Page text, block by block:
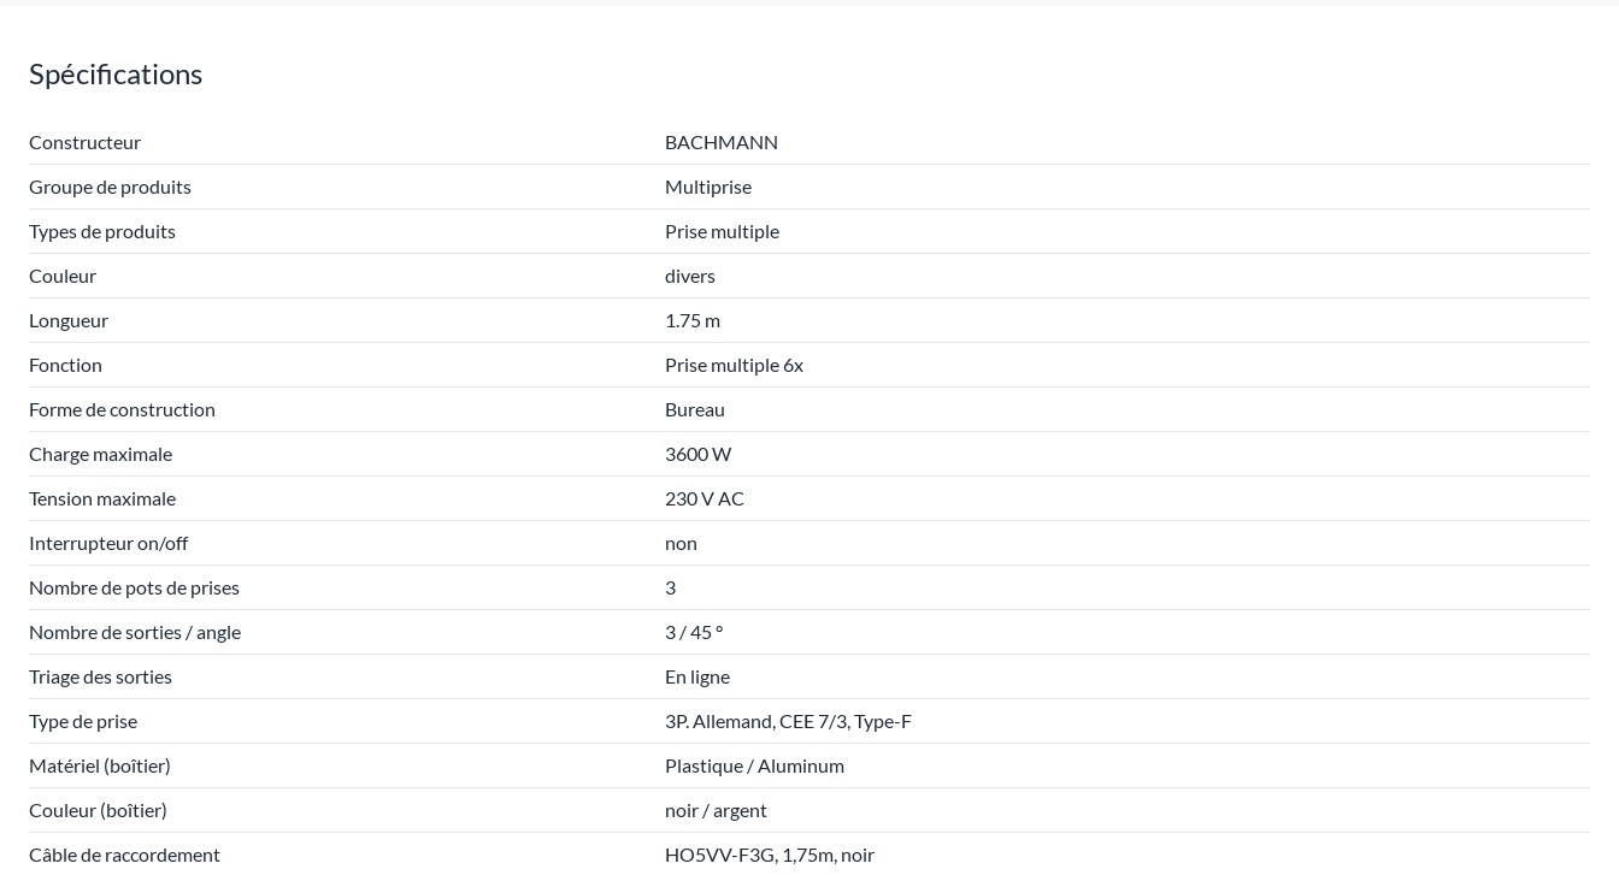
Spécifications
Constructeur
BACHMANN
Groupe de produits
Multiprise
Types de produits
Prise multiple
Couleur
divers
Longueur
1.75 m
Fonction
Prise multiple 6x
Forme de construction
Bureau
Charge maximale
3600 W
Tension maximale
230 V AC
Interrupteur on/off
non
Nombre de pots de prises
3
Nombre de sorties / angle
3 / 45 °
Triage des sorties
En ligne
Type de prise
3P. Allemand, CEE 7/3, Type-F
Matériel (boîtier)
Plastique / Aluminum
Couleur (boîtier)
noir / argent
Câble de raccordement
HO5VV-F3G, 1,75m, noir